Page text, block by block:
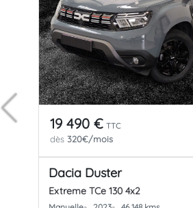
19 490 € TTC
dès 320€/mois
Dacia Duster
Extreme TCe 130 4x2